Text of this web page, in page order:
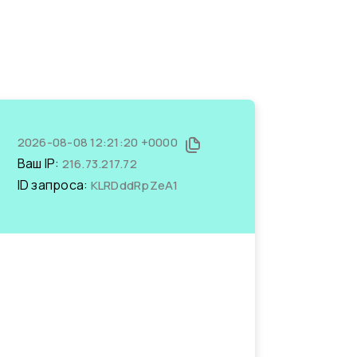
2026-08-08 12:21:20 +0000
Ваш IP: 216.73.217.72
ID запроса: KLRDddRpZeA1